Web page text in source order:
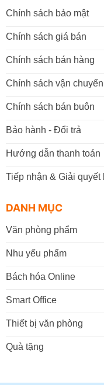
Chính sách bảo mật
Chính sách giá bán
Chính sách bán hàng
Chính sách vận chuyển
Chính sách bán buôn
Bảo hành - Đổi trả
Hướng dẫn thanh toán
Tiếp nhận & Giải quyết
DANH MỤC
Văn phòng phẩm
Nhu yếu phẩm
Bách hóa Online
Smart Office
Thiết bị văn phòng
Quà tặng